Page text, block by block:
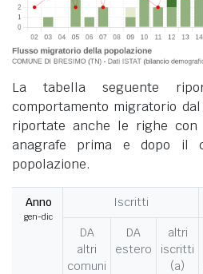
La tabella seguente
comportamento migratorio
riportate anche le righe
anagrafe prima e dopo il
popolazione.
Anno
gen-dic
Iscritti
DA
altri
comuni
DA
estero
altri
iscritti
(a)